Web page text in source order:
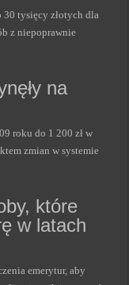
30 tysięcy złotych dla
z niepoprawnie
na
roku do 1 200 zł w
zmian w systemie
które
w latach
emerytur, aby